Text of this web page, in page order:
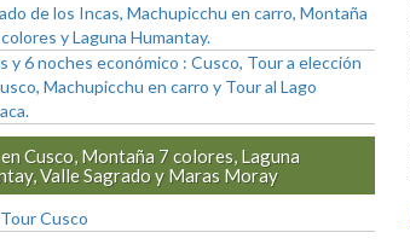
de los Incas, Machupicchu en carro, Montaña
y Laguna Humantay.
y 6 noches económico : Cusco, Tour a elección
Machupicchu en carro y Tour al Lago
Cusco, Montaña 7 colores, Laguna
Valle Sagrado y Maras Moray
Cusco